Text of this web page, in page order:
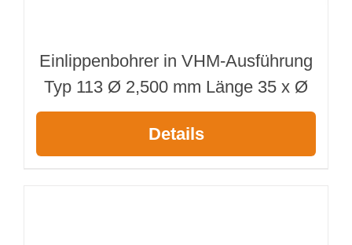
Einlippenbohrer in VHM-Ausführung
Typ 113 Ø 2,500 mm Länge 35 x Ø
Details